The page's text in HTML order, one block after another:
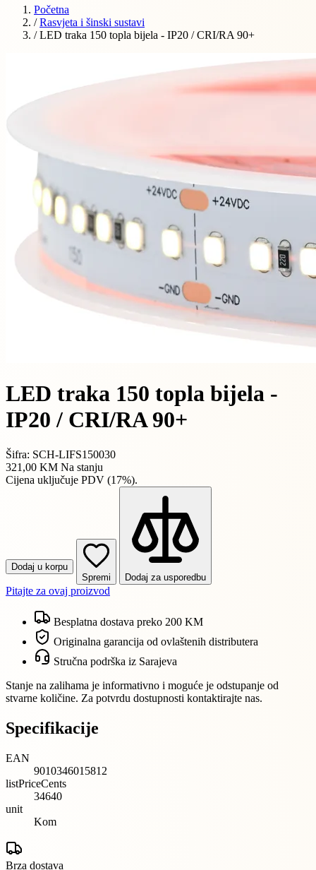
Početna
/ Rasvjeta i šinski sustavi
/ LED traka 150 topla bijela - IP20 / CRI/RA 90+
LED traka 150 topla bijela -
IP20 / CRI/RA 90+
Šifra: SCH-LIFS150030
321,00 KM Na stanju
Cijena uključuje PDV (17%).
Dodaj u korpu
Spremi
Dodaj za usporedbu
Pitajte za ovaj proizvod
Besplatna dostava preko 200 KM
Originalna garancija od ovlaštenih distributera
Stručna podrška iz Sarajeva
Stanje na zalihama je informativno i moguće je odstupanje od
stvarne količine. Za potvrdu dostupnosti kontaktirajte nas.
Specifikacije
EAN
9010346015812
listPriceCents
34640
unit
Kom
Brza dostava